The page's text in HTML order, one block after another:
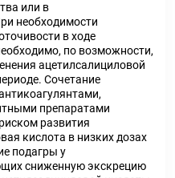
или в
необходимости
в ходе
по возможности,
ацетилсалициловой
Сочетание
препаратами
развития
кислота в низких дозах
подагры у
сниженную экскрецию